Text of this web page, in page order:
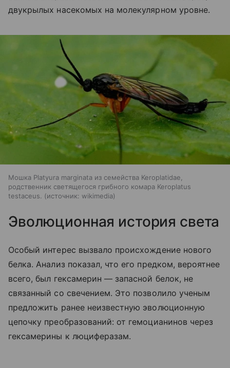
двукрылых насекомых на молекулярном уровне.
Мошка Platyura marginata из семейства Keroplatidae,
родственник светящегося грибного комара Keroplatus
testaceus.
источник: wikimedia
Эволюционная история света
Особый интерес вызвало происхождение нового
белка. Анализ показал, что его предком, вероятнее
всего, был гексамерин — запасной белок, не
связанный со свечением. Это позволило ученым
предложить ранее неизвестную эволюционную
цепочку преобразований: от гемоцианинов через
гексамерины к люциферазам.